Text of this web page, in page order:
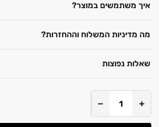
איך משתמשים במוצר?
מה מדיניות המשלוח וההחזרות?
שאלות נפוצות
+
−